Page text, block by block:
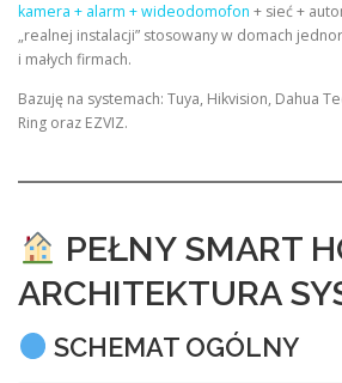
kamera + alarm + wideodomofon + sieć +
„realnej instalacji” stosowany w domach
i małych firmach.
Bazuję na systemach: Tuya, Hikvision, Dahua
Ring oraz EZVIZ.
PEŁNY SMART
ARCHITEKTURA
SCHEMAT OGÓLNY